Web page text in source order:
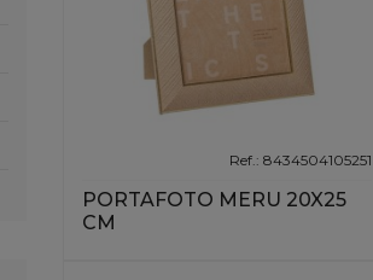
Ref.: 8434504105251
PORTAFOTO MERU 20X25
CM